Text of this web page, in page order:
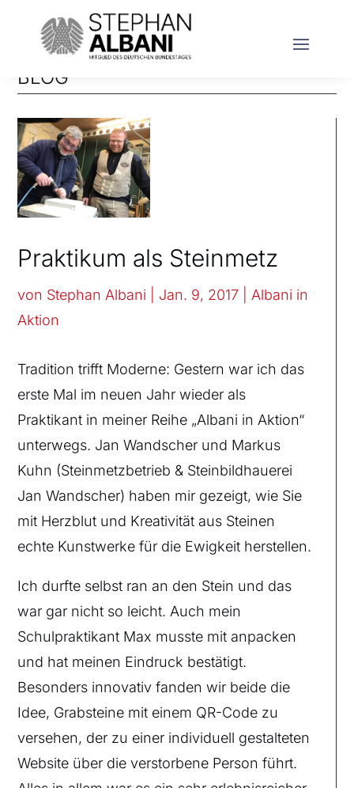
BLOG
Praktikum als Steinmetz
von Stephan Albani Jan. 9, 2017
Albani in
Aktion
Tradition trifft Moderne: Gestern war ich das
erste Mal im neuen Jahr wieder als
Praktikant in meiner Reihe „Albani in Aktion“
unterwegs. Jan Wandscher und Markus
Kuhn (Steinmetzbetrieb & Steinbildhauerei
Jan Wandscher) haben mir gezeigt, wie Sie
mit Herzblut und Kreativität aus Steinen
echte Kunstwerke für die Ewigkeit herstellen.
Ich durfte selbst ran an den Stein und das
war gar nicht so leicht. Auch mein
Schulpraktikant Max musste mit anpacken
und hat meinen Eindruck bestätigt.
Besonders innovativ fanden wir beide die
Idee, Grabsteine mit einem QR-Code zu
versehen, der zu einer individuell gestalteten
Website über die verstorbene Person führt.